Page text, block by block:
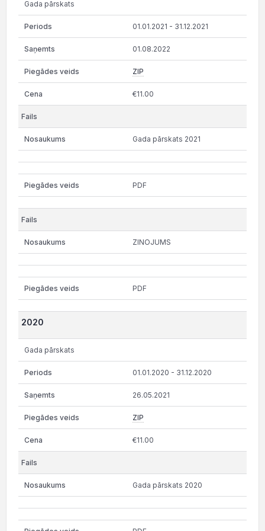
Gada pārskats
01.01.2021 - 31.12.2021
01.08.2022
ZIP
€11.00
Gada pārskats 2021
PDF
ZINOJUMS
PDF
2020
Gada pārskats
01.01.2020 - 31.12.2020
26.05.2021
ZIP
€11.00
Gada pārskats 2020